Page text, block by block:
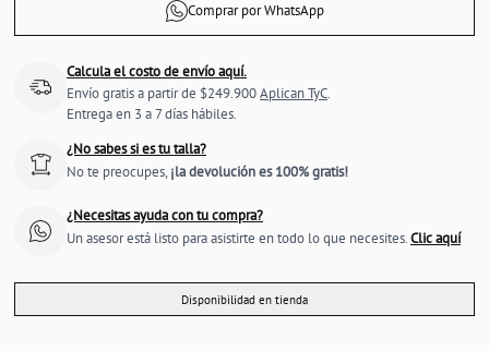
Comprar por WhatsApp
Calcula el costo de envío aquí.
Envío gratis a partir de $249.900Aplican TyC.
Entrega en 3 a 7 días hábiles.
¿No sabes si es tu talla?
No te preocupes, ¡la devolución es 100% gratis!
¿Necesitas ayuda con tu compra?
Un asesor está listo para asistirte en todo lo que necesites.Clic aquí
Disponibilidad en tienda